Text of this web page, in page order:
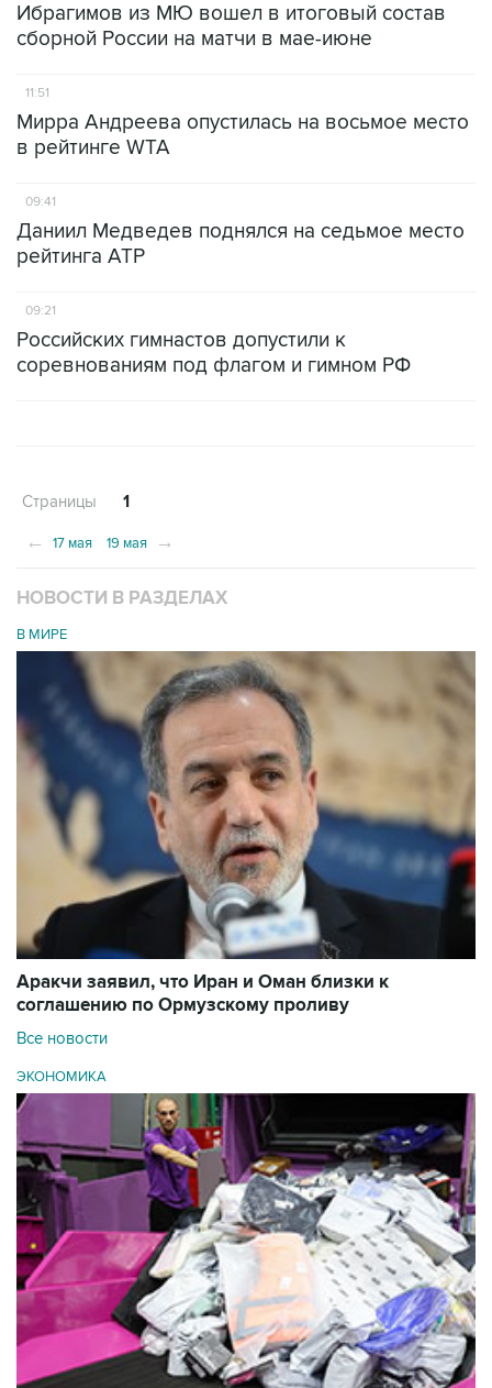
Ибрагимов из МЮ вошел в итоговый состав
сборной России на матчи в мае-июне
11:51
Мирра Андреева опустилась на восьмое место
в рейтинге WTA
09:41
Даниил Медведев поднялся на седьмое место
рейтинга ATP
09:21
Российских гимнастов допустили к
соревнованиям под флагом и гимном РФ
Страницы 1
← 17 мая 19 мая →
НОВОСТИ В РАЗДЕЛАХ
В МИРЕ
Аракчи заявил, что Иран и Оман близки к
соглашению по Ормузскому проливу
Все новости
ЭКОНОМИКА